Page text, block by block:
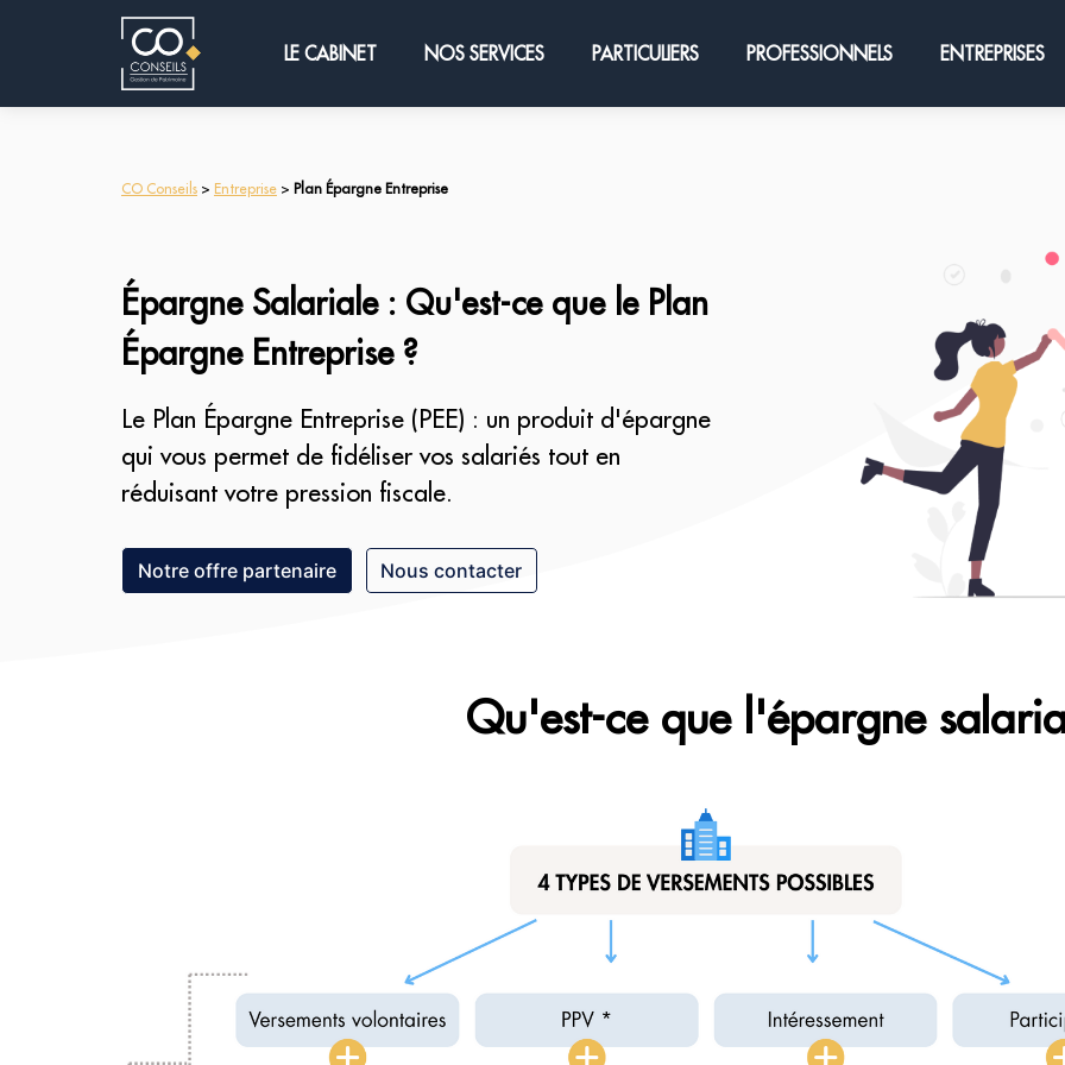
LE CABINET NOS SERVICES PARTICULIERS PROFESSIONNELS ENTREPRISES
CO Conseils > Entreprise > Plan Épargne Entreprise
Épargne Salariale : Qu'est-ce que le Plan
Épargne Entreprise ?
Le Plan Épargne Entreprise (PEE) : un produit d'épargne
qui vous permet de fidéliser vos salariés tout en
réduisant votre pression fiscale.
Notre offre partenaire Nous contacter
Qu'est-ce que l'épargne